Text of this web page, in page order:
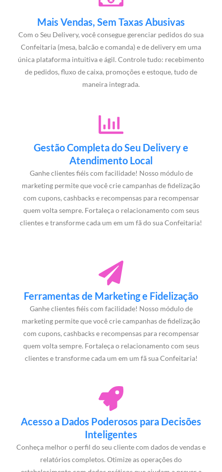
Mais Vendas, Sem Taxas Abusivas
Com o Seu Delivery, você consegue gerenciar pedidos do sua
Confeitaria (mesa, balcão e comanda) e de delivery em uma
única plataforma intuitiva e ágil. Controle tudo: recebimento
de pedidos, fluxo de caixa, promoções e estoque, tudo de
maneira integrada.
Gestão Completa do Seu Delivery e
Atendimento Local
Ganhe clientes fiéis com facilidade! Nosso módulo de
marketing permite que você crie campanhas de fidelização
com cupons, cashbacks e recompensas para recompensar
quem volta sempre. Fortaleça o relacionamento com seus
clientes e transforme cada um em um fã do sua Confeitaria!
Ferramentas de Marketing e Fidelização
Ganhe clientes fiéis com facilidade! Nosso módulo de
marketing permite que você crie campanhas de fidelização
com cupons, cashbacks e recompensas para recompensar
quem volta sempre. Fortaleça o relacionamento com seus
clientes e transforme cada um em um fã sua Confeitaria!
Acesso a Dados Poderosos para Decisões
Inteligentes
Conheça melhor o perfil do seu cliente com dados de vendas e
relatórios completos. Otimize as operações do